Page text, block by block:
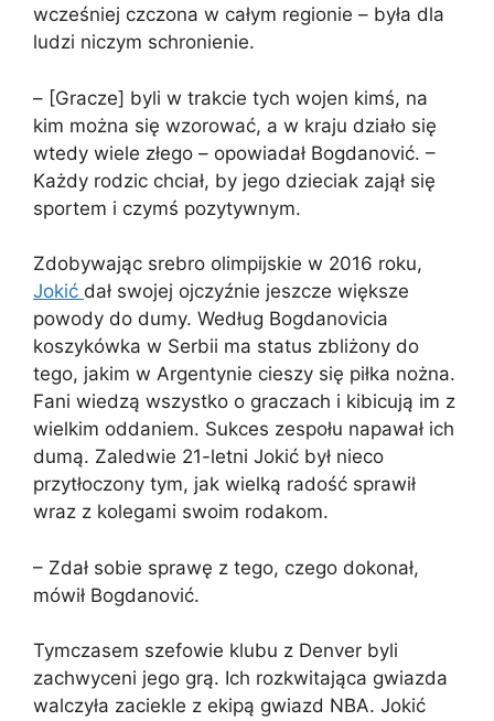
wcześniej czczona w całym regionie – była dla
ludzi niczym schronienie.
– [Gracze] byli w trakcie tych wojen kimś, na
kim można się wzorować, a w kraju działo się
wtedy wiele złego – opowiadał Bogdanović. –
Każdy rodzic chciał, by jego dzieciak zajął się
sportem i czymś pozytywnym.
Zdobywając srebro olimpijskie w 2016 roku,
Jokić dał swojej ojczyźnie jeszcze większe
powody do dumy. Według Bogdanovicia
koszykówka w Serbii ma status zbliżony do
tego, jakim w Argentynie cieszy się piłka nożna.
Fani wiedzą wszystko o graczach i kibicują im z
wielkim oddaniem. Sukces zespołu napawał ich
dumą. Zaledwie 21-letni Jokić był nieco
przytłoczony tym, jak wielką radość sprawił
wraz z kolegami swoim rodakom.
– Zdał sobie sprawę z tego, czego dokonał,
mówił Bogdanović.
Tymczasem szefowie klubu z Denver byli
zachwyceni jego grą. Ich rozkwitająca gwiazda
walczyła zaciekle z ekipą gwiazd NBA. Jokić